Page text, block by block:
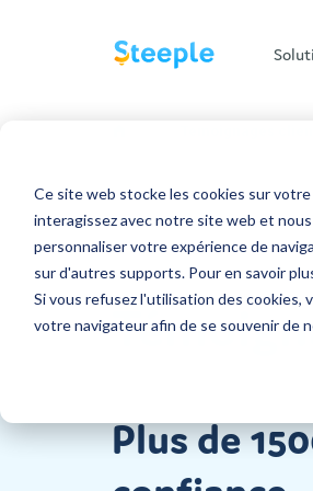
Ce site web stocke les cookies sur
interagissez avec notre site web et
personnaliser votre expérience de
sur d'autres supports. Pour en savoir
Si vous refusez l'utilisation des cookies,
votre navigateur afin de se souvenir de
Multi-supports
Écran tactile
Secteurs d'activité
Grande Distribution
➝ Tous les secteurs
Nos conseils pour
communication
optimale
🚀 Centre
📁 Nos contenus
Tarifs
🪙 Tarifs
L'entreprise
Qui sommes-nous ?
Nous rejoindre
Nos partenaires
Plus de